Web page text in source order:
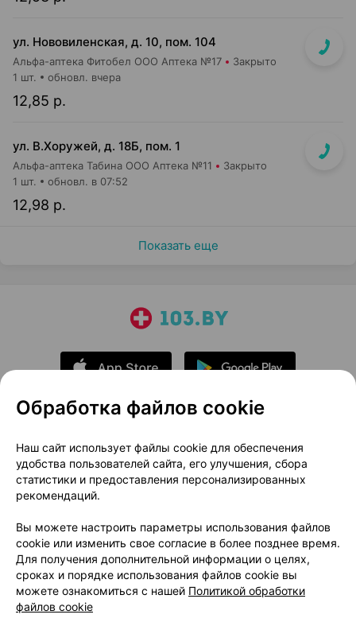
ул. Нововиленская, д. 10, пом. 104
Альфа-аптека Фитобел ООО Аптека №17 Закрыто
12,85 р.
1 шт. обновл. вчера
ул. В.Хоружей, д. 18Б, пом. 1
Альфа-аптека Табина ООО Аптека №11 Закрыто
12,98 р.
1 шт. обновл. в 07:52
Показать еще
О проекте
Новости проекта
Размещение рекламы
Медицинский маркетинг
Публичный договор
Доставка
Способы оплаты
Вакансии
Партнеры
Написать руководителю 103.by
Написать в поддержку
Персональные настройки Cookie
Обработка файлов cookie
Наш сайт использует файлы cookie для обеспечения
удобства пользователей сайта, его улучшения, сбора
статистики и предоставления персонализированных
рекомендаций.
Вы можете настроить параметры использования файлов
cookie или изменить свое согласие в более позднее время.
Для получения дополнительной информации о целях,
сроках и порядке использования файлов cookie вы
можете ознакомиться с нашей Политикой обработки
файлов cookie